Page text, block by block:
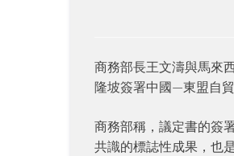
商務部長王文濤與馬來
隆坡簽署中國—東盟自貿
商務部稱，議定書的簽
共識的標誌性成果，也